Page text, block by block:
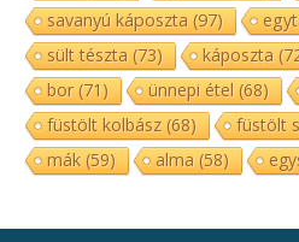
savanyú káposzta (97)
sült tészta (73) káposzta
bor(71) ünnepi étel (68)
füstölt kolbász(68) füstölt
mák(59) alma (58)